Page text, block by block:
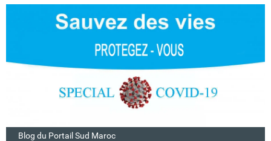
Blog du Portail Sud Maroc